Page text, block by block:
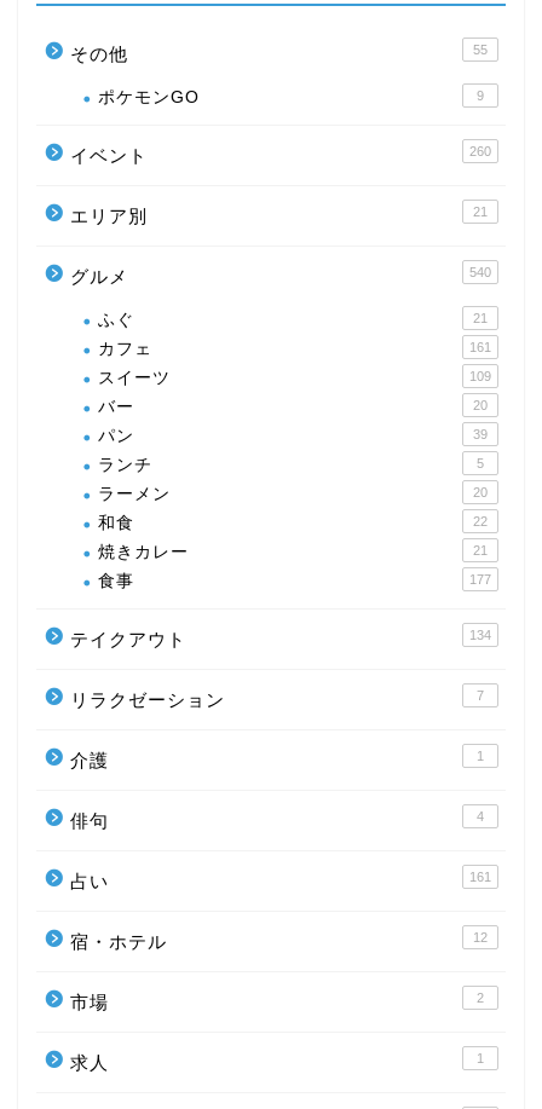
その他 55
ポケモンGO 9
イベント 260
エリア別 21
グルメ 540
ふぐ 21
カフェ 161
スイーツ 109
バー 20
パン 39
ランチ 5
ラーメン 20
和食 22
焼きカレー 21
食事 177
テイクアウト 134
リラクゼーション 7
介護 1
俳句 4
占い 161
宿・ホテル 12
市場 2
求人 1